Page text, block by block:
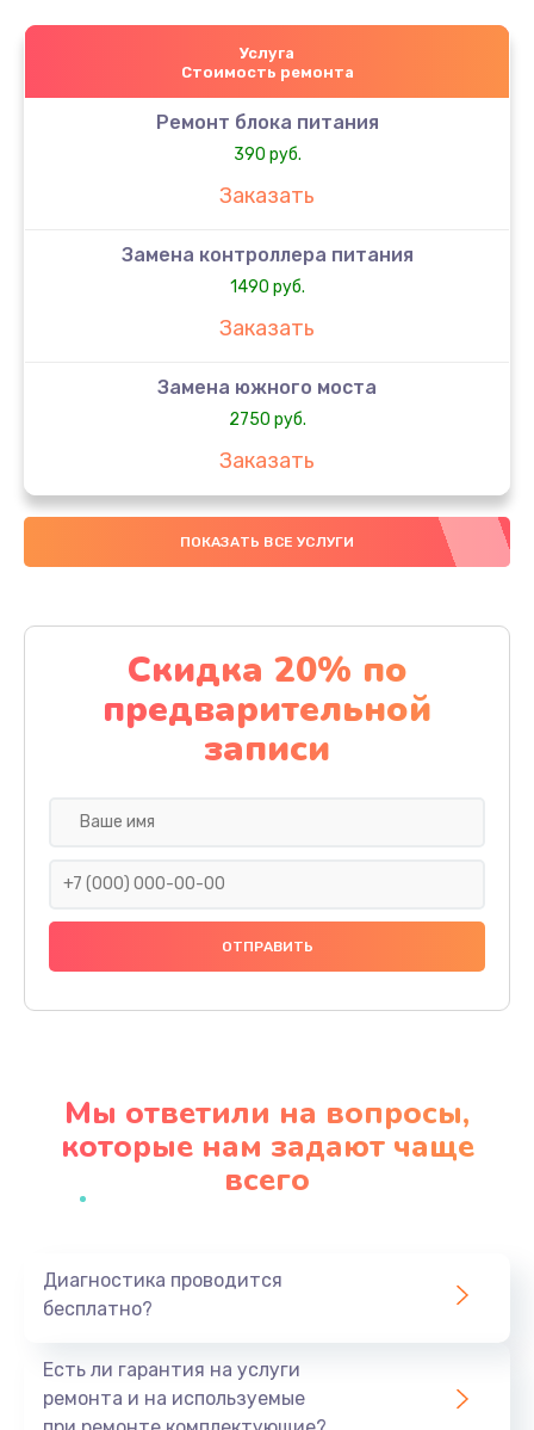
Услуга
Стоимость ремонта
Ремонт блока питания
390 руб.
Заказать
Замена контроллера питания
1490 руб.
Заказать
Замена южного моста
2750 руб.
Заказать
Чистка от пыли
1060 руб.
Настройка ОС
1160 руб.
Заказать
Настройка BIOS
995 руб.
Заказать
Ремонт разъема питания
Заказать
ПОКАЗАТЬ ВСЕ УСЛУГИ
Скидка 20% по
предварительной
записи
Мы ответили на вопросы,
которые нам задают чаще
всего
Диагностика проводится
бесплатно?
Есть ли гарантия на услуги
ремонта и на используемые